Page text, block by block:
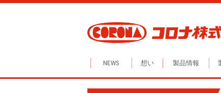
Skip
NEWS 想い 製品情報